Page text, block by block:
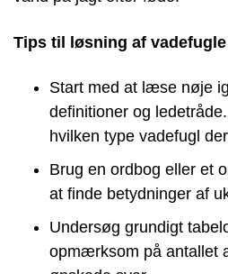
Tips til løsning af
Start med at læse nøje
definitioner og
hvilken type vadefugl
Brug en ordbog eller et
at finde betydninger af
Undersøg grundigt
opmærksom på antallet